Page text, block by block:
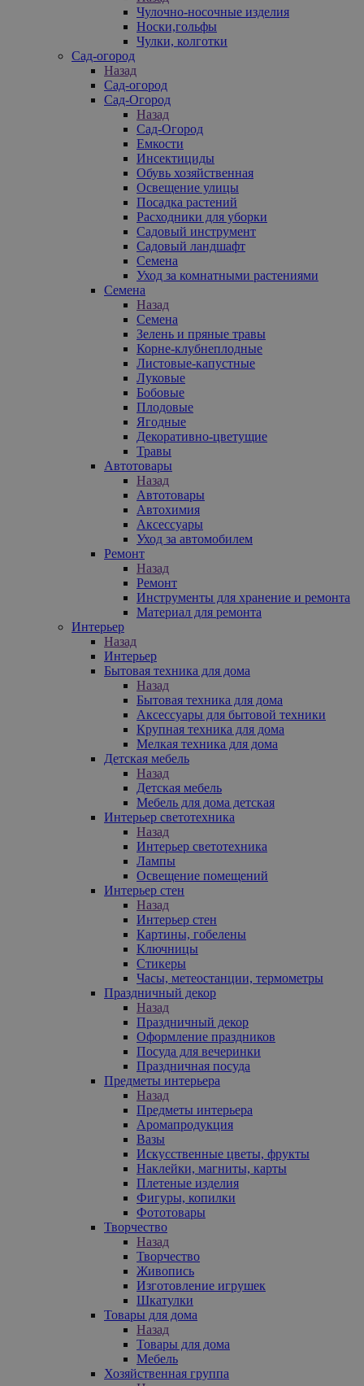
Чулочно-носочные изделия
Носки,гольфы
Чулки, колготки
Сад-огород
Назад
Сад-огород
Сад-Огород
Назад
Сад-Огород
Емкости
Инсектициды
Обувь хозяйственная
Освещение улицы
Посадка растений
Расходники для уборки
Садовый инструмент
Садовый ландшафт
Семена
Уход за комнатными растениями
Семена
Назад
Семена
Зелень и пряные травы
Корне-клубнеплодные
Листовые-капустные
Луковые
Бобовые
Плодовые
Ягодные
Декоративно-цветущие
Травы
Автотовары
Назад
Автотовары
Автохимия
Аксессуары
Уход за автомобилем
Ремонт
Назад
Ремонт
Инструменты для хранение и ремонта
Материал для ремонта
Интерьер
Назад
Интерьер
Бытовая техника для дома
Назад
Бытовая техника для дома
Аксессуары для бытовой техники
Крупная техника для дома
Мелкая техника для дома
Детская мебель
Назад
Детская мебель
Мебель для дома детская
Интерьер светотехника
Назад
Интерьер светотехника
Лампы
Освещение помещений
Интерьер стен
Назад
Интерьер стен
Картины, гобелены
Ключницы
Стикеры
Часы, метеостанции, термометры
Праздничный декор
Назад
Праздничный декор
Оформление праздников
Посуда для вечеринки
Праздничная посуда
Предметы интерьера
Назад
Предметы интерьера
Аромапродукция
Вазы
Искусственные цветы, фрукты
Наклейки, магниты, карты
Плетеные изделия
Фигуры, копилки
Фототовары
Творчество
Назад
Творчество
Живопись
Изготовление игрушек
Шкатулки
Товары для дома
Назад
Товары для дома
Мебель
Хозяйственная группа